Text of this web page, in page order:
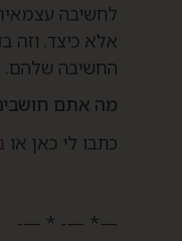
לחשיבה
אלא כיצד. וזה
החשיבה שלהם.
מה אתם
כתבו לי כאן או
—* —- * —-